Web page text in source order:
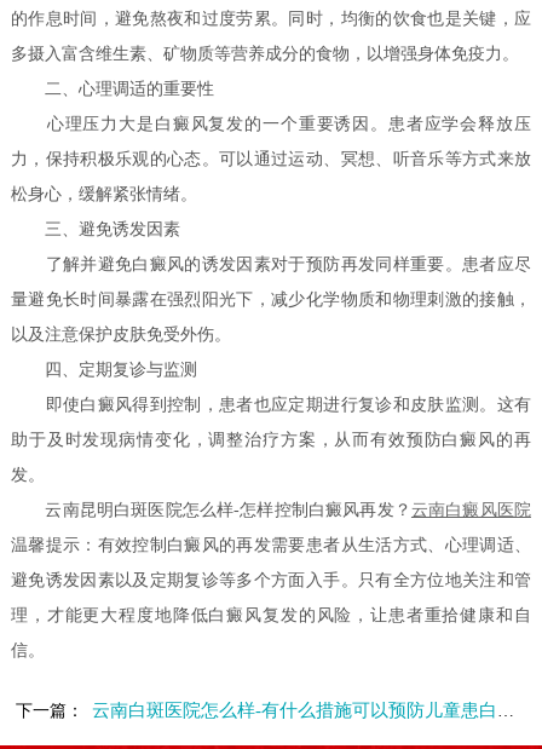
的作息时间，避免熬夜和过度劳累。同时，均衡的饮食也是关键，应
多摄入富含维生素、矿物质等营养成分的食物，以增强身体免疫力。
二、心理调适的重要性
心理压力大是白癜风复发的一个重要诱因。患者应学会释放压
力，保持积极乐观的心态。可以通过运动、冥想、听音乐等方式来放
松身心，缓解紧张情绪。
三、避免诱发因素
了解并避免白癜风的诱发因素对于预防再发同样重要。患者应尽
量避免长时间暴露在强烈阳光下，减少化学物质和物理刺激的接触，
以及注意保护皮肤免受外伤。
四、定期复诊与监测
即使白癜风得到控制，患者也应定期进行复诊和皮肤监测。这有
助于及时发现病情变化，调整治疗方案，从而有效预防白癜风的再
发。
云南昆明白斑医院怎么样-怎样控制白癜风再发？ 云南白癜风医院
温馨提示：有效控制白癜风的再发需要患者从生活方式、心理调适、
避免诱发因素以及定期复诊等多个方面入手。只有全方位地关注和管
理，才能更大程度地降低白癜风复发的风险，让患者重拾健康和自
信。
下一篇： 云南白斑医院怎么样-有什么措施可以预防儿童患白癜风